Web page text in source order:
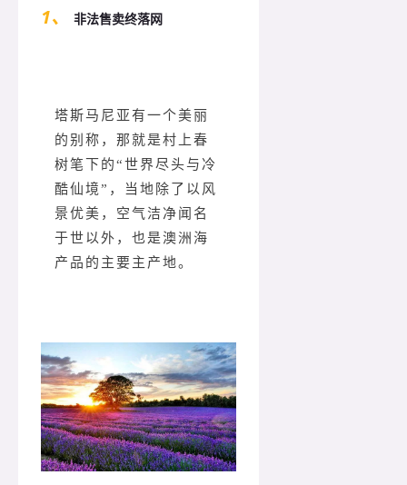
1、 非法售卖终落网
塔斯马尼亚有一个美丽
的别称，那就是村上春
树笔下的“世界尽头与冷
酷仙境”，当地除了以风
景优美，空气洁净闻名
于世以外，也是澳洲海
产品的主要主产地。